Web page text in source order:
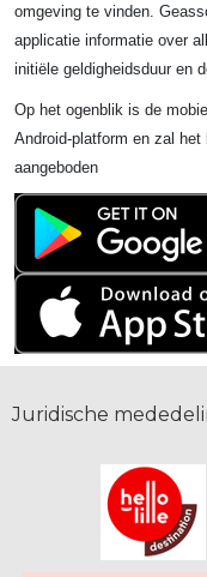
omgeving te vinden.
applicatie informatie over
initiële geldigheidsduur en
Op het ogenblik is de
Android-platform en zal
aangeboden
Juridische